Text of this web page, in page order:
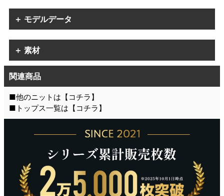
＋ モデルデータ
＋ 素材
関連商品
■他のニットは【 コチラ 】
■トップス一覧は【 コチラ 】